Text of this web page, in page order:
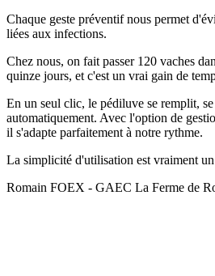
Chaque geste préventif nous permet
liées aux infections.
Chez nous, on fait passer 120 vaches
quinze jours, et c'est un vrai gain de
En un seul clic, le pédiluve se remplit,
automatiquement. Avec l'option de
il s'adapte parfaitement à notre rythme.
La simplicité d'utilisation est vraiment
Romain FOEX - GAEC La Ferme de